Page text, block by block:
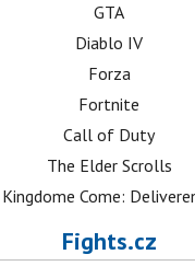
GTA
Diablo IV
Forza
Fortnite
Call of Duty
The Elder Scrolls
Kingdome Come:
Fights.cz